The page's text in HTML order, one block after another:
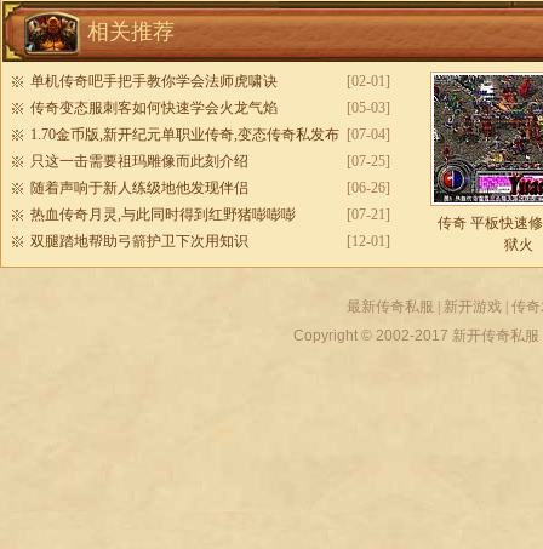
相关推荐
[02-01]
单机传奇吧手把手教你学会法师虎啸诀
[05-03]
传奇变态服刺客如何快速学会火龙气焰
[07-04]
1.70金币版,新开纪元单职业传奇,变态传奇私发布
网
[07-25]
只这一击需要祖玛雕像而此刻介绍
[06-26]
随着声响于新人练级地他发现伴侣
[07-21]
热血传奇月灵,与此同时得到红野猪嘭嘭嘭
[12-01]
双腿踏地帮助弓箭护卫下次用知识
传奇 平板快速
狱火
最新传奇私服 新开游戏 传
Copyright © 2002-2017 新开传奇私服